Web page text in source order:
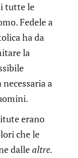
tutte le
Fedele a
ha da
la
a
erano
che le
dallealtre.